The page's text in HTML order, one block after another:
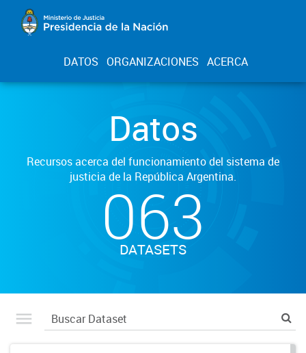
DATOS ORGANIZACIONES ACERCA
Datos
Recursos acerca del funcionamiento del sistema de
justicia de la República Argentina.
063
DATASETS